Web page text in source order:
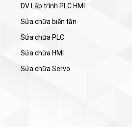
DV Lập trình PLC HMI
Sửa chữa biến tần
Sửa chữa PLC
Sửa chữa HMI
Sửa chữa Servo